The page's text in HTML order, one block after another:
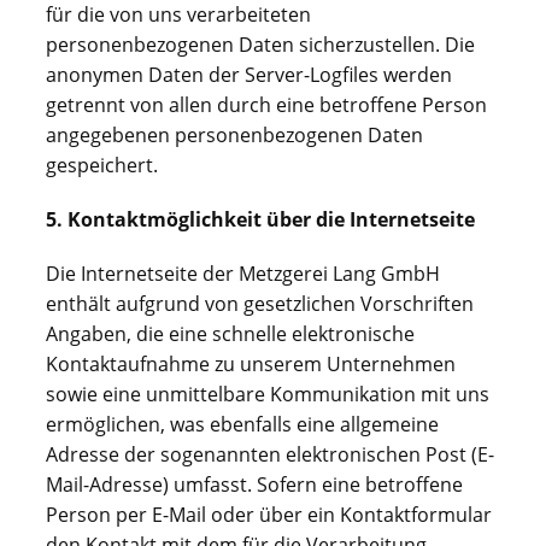
für die von uns verarbeiteten
personenbezogenen Daten sicherzustellen. Die
anonymen Daten der Server-Logfiles werden
getrennt von allen durch eine betroffene Person
angegebenen personenbezogenen Daten
gespeichert.
5. Kontaktmöglichkeit über die Internetseite
Die Internetseite der Metzgerei Lang GmbH
enthält aufgrund von gesetzlichen Vorschriften
Angaben, die eine schnelle elektronische
Kontaktaufnahme zu unserem Unternehmen
sowie eine unmittelbare Kommunikation mit uns
ermöglichen, was ebenfalls eine allgemeine
Adresse der sogenannten elektronischen Post (E-
Mail-Adresse) umfasst. Sofern eine betroffene
Person per E-Mail oder über ein Kontaktformular